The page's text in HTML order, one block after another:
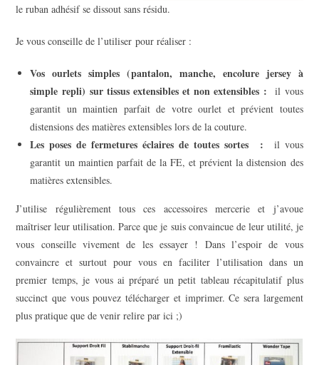
le ruban adhésif se dissout sans résidu.
Je vous conseille de l’utiliser pour réaliser :
Vos ourlets simples (pantalon, manche, encolure jersey à
simple repli) sur tissus extensibles et non extensibles : il vous
garantit un maintien parfait de votre ourlet et prévient toutes
distensions des matières extensibles lors de la couture.
Les poses de fermetures éclaires de toutes sortes : il vous
garantit un maintien parfait de la FE, et prévient la distension des
matières extensibles.
J’utilise régulièrement tous ces accessoires mercerie et j’avoue
maîtriser leur utilisation. Parce que je suis convaincue de leur utilité, je
vous conseille vivement de les essayer ! Dans l’espoir de vous
convaincre et surtout pour vous en faciliter l’utilisation dans un
premier temps, je vous ai préparé un petit tableau récapitulatif plus
succinct que vous pouvez télécharger et imprimer. Ce sera largement
plus pratique que de venir relire par ici ;)